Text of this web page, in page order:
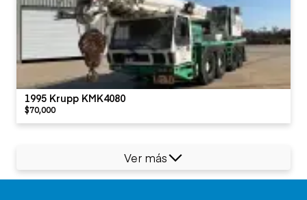
1995 Krupp KMK4080
$70,000
Ver más